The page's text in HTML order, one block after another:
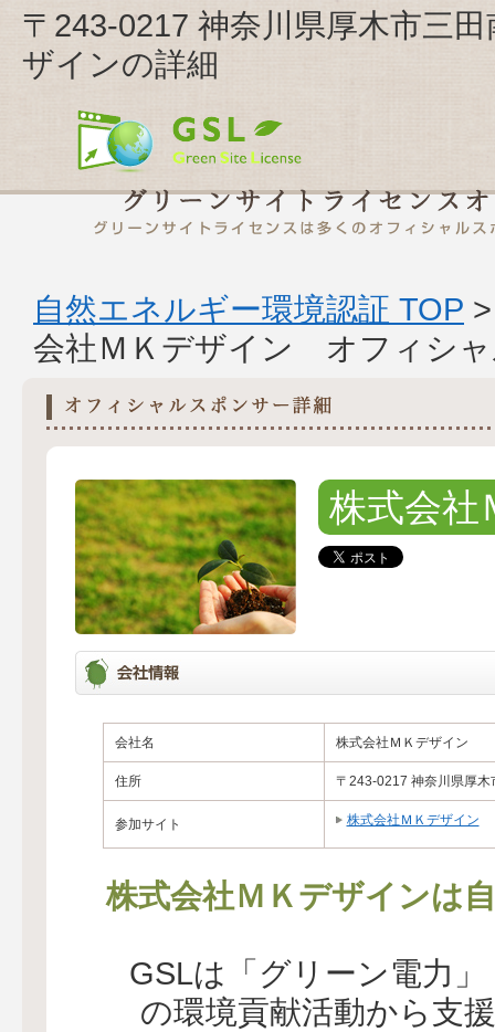
〒243-0217 神奈川県厚木市三
ザインの詳細
自然エネルギー環境認証 TOP
会社ＭＫデザイン オフィシ
株式会社
会社名 株式会社ＭＫデザイン
住所 〒243-0217 神奈川県厚
参加サイト 株式会社ＭＫデザイン
株式会社ＭＫデザインは
GSLは「グリーン電力
の環境貢献活動から支